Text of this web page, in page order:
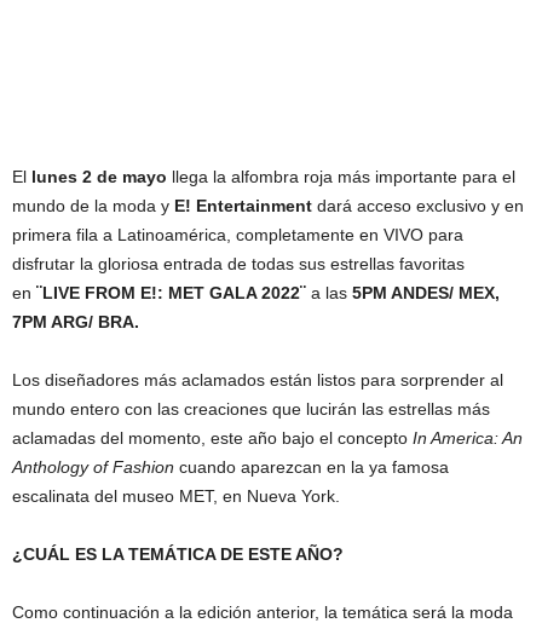
El lunes 2 de mayo llega la alfombra roja más importante para el
mundo de la moda y E! Entertainment dará acceso exclusivo y en
primera fila a Latinoamérica, completamente en VIVO para
disfrutar la gloriosa entrada de todas sus estrellas favoritas
en ¨LIVE FROM E!: MET GALA 2022¨ a las 5PM ANDES/ MEX,
7PM ARG/ BRA.
Los diseñadores más aclamados están listos para sorprender al
mundo entero con las creaciones que lucirán las estrellas más
aclamadas del momento, este año bajo el concepto In America: An
Anthology of Fashion cuando aparezcan en la ya famosa
escalinata del museo MET, en Nueva York.
¿CUÁL ES LA TEMÁTICA DE ESTE AÑO?
Como continuación a la edición anterior, la temática será la moda